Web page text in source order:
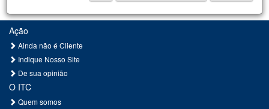
Ação
Ainda não é Cliente
Indique Nosso Site
De sua opinião
O ITC
Quem somos